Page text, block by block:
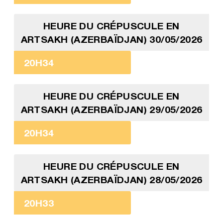
HEURE DU CRÉPUSCULE EN
ARTSAKH (AZERBAÏDJAN) 30/05/2026
20H34
HEURE DU CRÉPUSCULE EN
ARTSAKH (AZERBAÏDJAN) 29/05/2026
20H34
HEURE DU CRÉPUSCULE EN
ARTSAKH (AZERBAÏDJAN) 28/05/2026
20H33